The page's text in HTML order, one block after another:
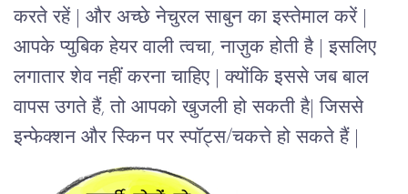
करते रहें | और अच्छे नेचुरल साबुन का इस्तेमाल करें |
आपके प्युबिक हेयर वाली त्वचा, नाज़ुक होती है | इसलिए
लगातार शेव नहीं करना चाहिए | क्योंकि इससे जब बाल
वापस उगते हैं, तो आपको खुजली हो सकती है| जिससे
इन्फेक्शन और स्किन पर स्पॉट्स/चकत्ते हो सकते हैं |